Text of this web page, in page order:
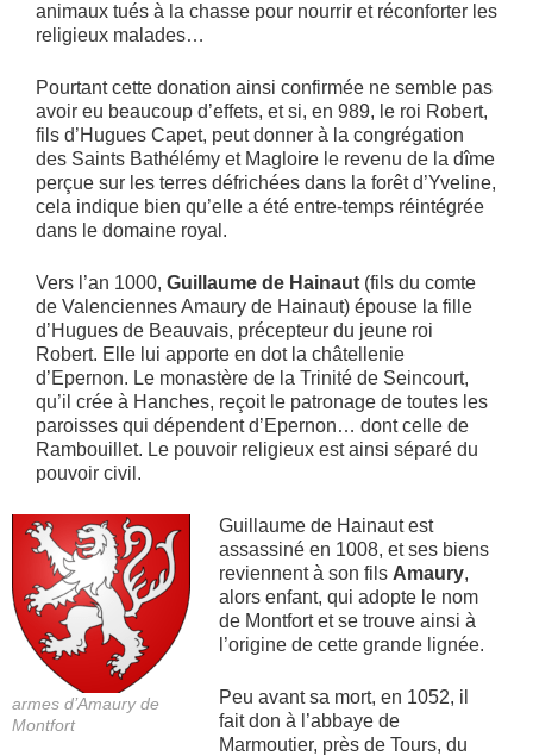
animaux tués à la chasse pour nourrir et réconforter les
religieux malades…
Pourtant cette donation ainsi confirmée ne semble pas
avoir eu beaucoup d’effets, et si, en 989, le roi Robert,
fils d’Hugues Capet, peut donner à la congrégation
des Saints Bathélémy et Magloire le revenu de la dîme
perçue sur les terres défrichées dans la forêt d’Yveline,
cela indique bien qu’elle a été entre-temps réintégrée
dans le domaine royal.
Vers l’an 1000, Guillaume de Hainaut (fils du comte
de Valenciennes Amaury de Hainaut) épouse la fille
d’Hugues de Beauvais, précepteur du jeune roi
Robert. Elle lui apporte en dot la châtellenie
d’Epernon. Le monastère de la Trinité de Seincourt,
qu’il crée à Hanches, reçoit le patronage de toutes les
paroisses qui dépendent d’Epernon… dont celle de
Rambouillet. Le pouvoir religieux est ainsi séparé du
pouvoir civil.
armes d’Amaury de
Montfort
Guillaume de Hainaut est
assassiné en 1008, et ses biens
reviennent à son fils Amaury,
alors enfant, qui adopte le nom
de Montfort et se trouve ainsi à
l’origine de cette grande lignée.
Peu avant sa mort, en 1052, il
fait don à l’abbaye de
Marmoutier, près de Tours, du